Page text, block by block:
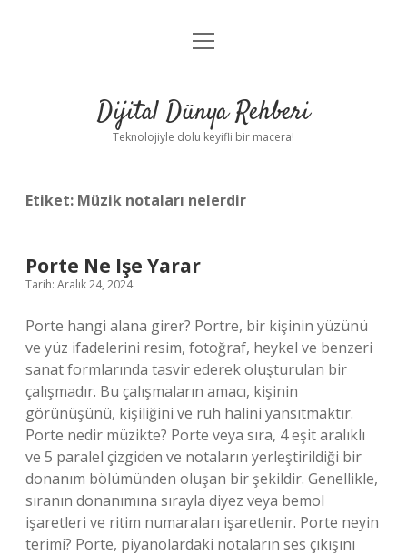
Anasayfa
Yasal Uyarı
menüyü
Dijital Dünya Rehberi
Teknolojiyle dolu keyifli bir macera!
Etiket: Müzik notaları nelerdir
Porte Ne Işe Yarar
Tarih: Aralık 24, 2024
Porte hangi alana girer? Portre, bir kişinin yüzünü
ve yüz ifadelerini resim, fotoğraf, heykel ve benzeri
sanat formlarında tasvir ederek oluşturulan bir
çalışmadır. Bu çalışmaların amacı, kişinin
görünüşünü, kişiliğini ve ruh halini yansıtmaktır.
Porte nedir müzikte? Porte veya sıra, 4 eşit aralıklı
ve 5 paralel çizgiden ve notaların yerleştirildiği bir
donanım bölümünden oluşan bir şekildir. Genellikle,
sıranın donanımına sırayla diyez veya bemol
işaretleri ve ritim numaraları işaretlenir. Porte neyin
terimi? Porte, piyanolardaki notaların ses çıkışını